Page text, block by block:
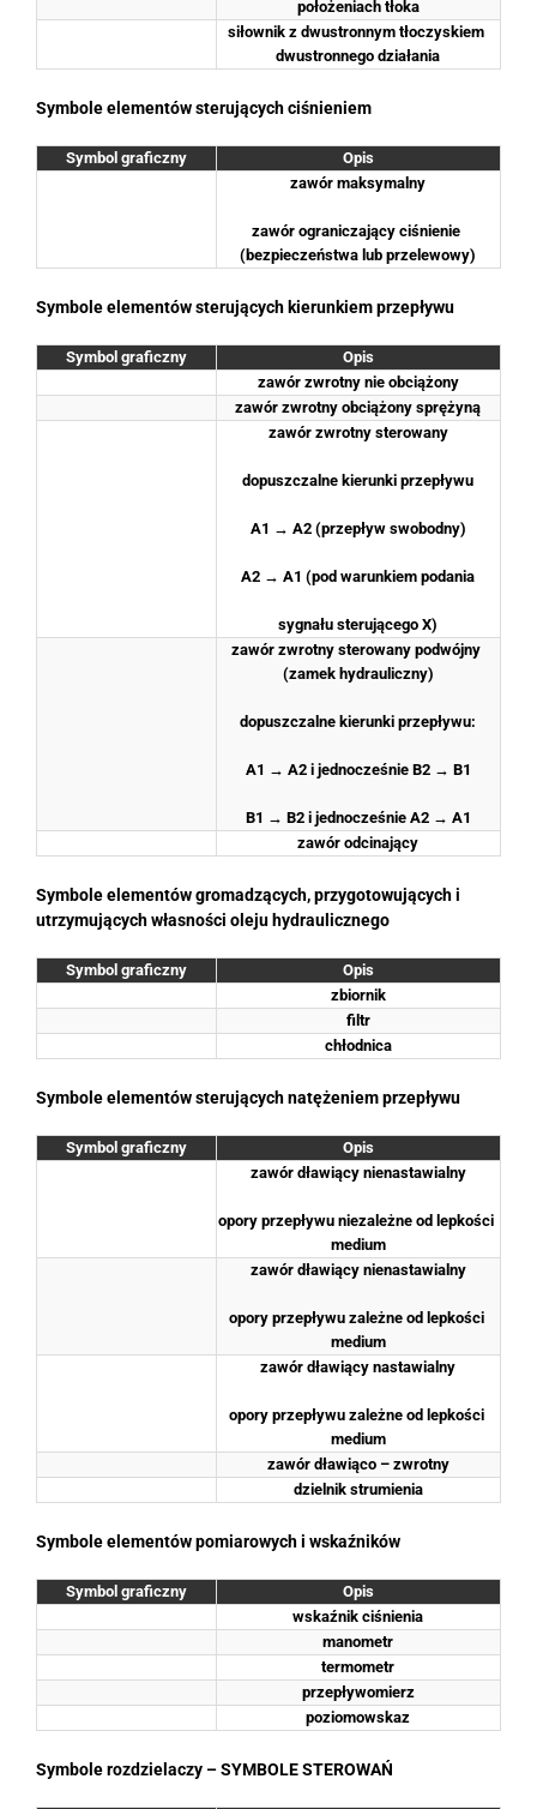
położeniach tłoka
siłownik z dwustronnym tłoczyskiem
dwustronnego działania
Symbole elementów sterujących ciśnieniem
Symbol graficzny
Opis
zawór maksymalny
zawór ograniczający ciśnienie
(bezpieczeństwa lub przelewowy)
Symbole elementów sterujących kierunkiem przepływu
Symbol graficzny
Opis
zawór zwrotny nie obciążony
zawór zwrotny obciążony sprężyną
zawór zwrotny sterowany
dopuszczalne kierunki przepływu
A1 → A2 (przepływ swobodny)
A2 → A1 (pod warunkiem podania
sygnału sterującego X)
zawór zwrotny sterowany podwójny
(zamek hydrauliczny)
dopuszczalne kierunki przepływu:
A1 → A2 i jednocześnie B2 → B1
B1 → B2 i jednocześnie A2 → A1
zawór odcinający
Symbole elementów gromadzących, przygotowujących i
utrzymujących własności oleju hydraulicznego
Symbol graficzny
Opis
zbiornik
filtr
chłodnica
Symbole elementów sterujących natężeniem przepływu
Symbol graficzny
Opis
zawór dławiący nienastawialny
opory przepływu niezależne od lepkości
medium
zawór dławiący nienastawialny
opory przepływu zależne od lepkości
medium
zawór dławiący nastawialny
opory przepływu zależne od lepkości
medium
zawór dławiąco – zwrotny
dzielnik strumienia
Symbole elementów pomiarowych i wskaźników
Symbol graficzny
Opis
wskaźnik ciśnienia
manometr
termometr
przepływomierz
poziomowskaz
Symbole rozdzielaczy – SYMBOLE STEROWAŃ